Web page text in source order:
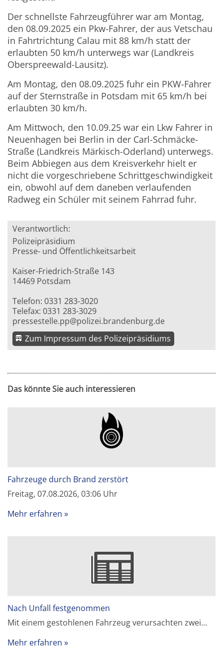
Der schnellste Fahrzeugführer war am Montag,
den 08.09.2025 ein Pkw-Fahrer, der aus Vetschau
in Fahrtrichtung Calau mit 88 km/h statt der
erlaubten 50 km/h unterwegs war (Landkreis
Oberspreewald-Lausitz).
Am Montag, den 08.09.2025 fuhr ein PKW-Fahrer
auf der Sternstraße in Potsdam mit 65 km/h bei
erlaubten 30 km/h.
Am Mittwoch, den 10.09.25 war ein Lkw Fahrer in
Neuenhagen bei Berlin in der Carl-Schmäcke-
Straße (Landkreis Märkisch-Oderland) unterwegs.
Beim Abbiegen aus dem Kreisverkehr hielt er
nicht die vorgeschriebene Schrittgeschwindigkeit
ein, obwohl auf dem daneben verlaufenden
Radweg ein Schüler mit seinem Fahrrad fuhr.
Verantwortlich:
Polizeipräsidium
Presse- und Öffentlichkeitsarbeit
Kaiser-Friedrich-Straße 143
14469 Potsdam
Telefon: 0331 283-3020
Telefax: 0331 283-3029
pressestelle.pp@polizei.brandenburg.de
Zum Impressum des Polizeipräsidiums
Das könnte Sie auch interessieren
Fahrzeuge durch Brand zerstört
Freitag, 07.08.2026, 03:06 Uhr
Mehr erfahren
Nach Unfall festgenommen
Mit einem gestohlenen Fahrzeug verursachten zwei…
Mehr erfahren